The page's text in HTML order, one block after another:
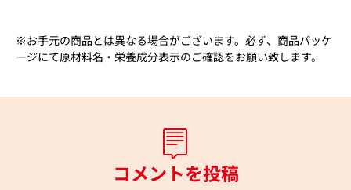
※お手元の商品とは異なる場合がございます。必ず、商品パッケ
ージにて原材料名・栄養成分表示のご確認をお願い致します。
コメントを投稿